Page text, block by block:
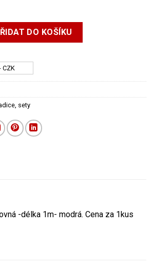
-délka 1m- modrá- průměr Ø 22mm
DO KOŠÍKU
CZK
sety
-délka 1m- modrá. Cena za 1kus